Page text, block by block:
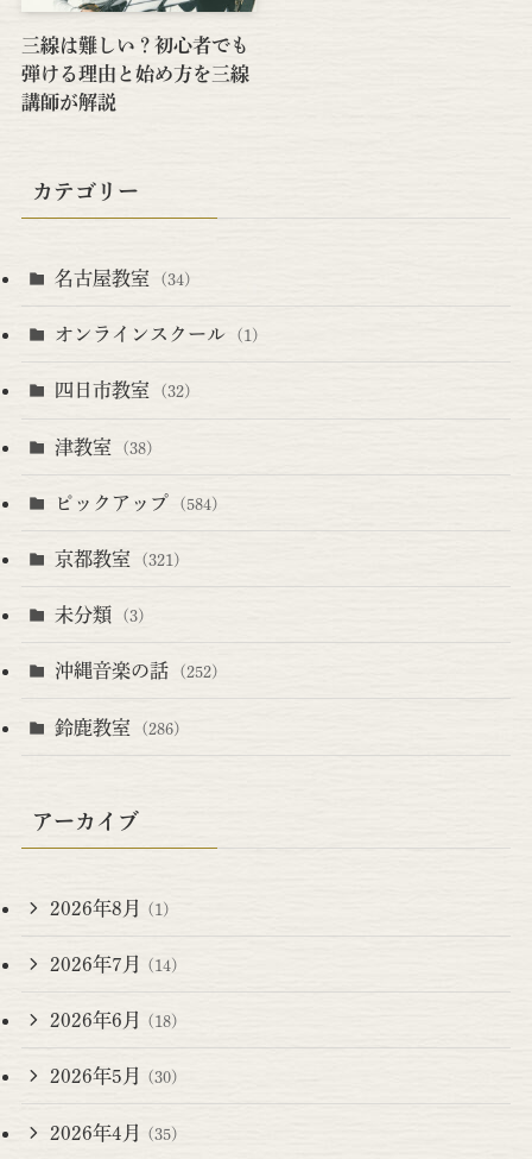
三線は難しい？初心者でも
弾ける理由と始め方を三線
講師が解説
カテゴリー
名古屋教室 (34)
オンラインスクール (1)
四日市教室 (32)
津教室 (38)
ピックアップ (584)
京都教室 (321)
未分類 (3)
沖縄音楽の話 (252)
鈴鹿教室 (286)
アーカイブ
2026年8月 (1)
2026年7月 (14)
2026年6月 (18)
2026年5月 (30)
2026年4月 (35)